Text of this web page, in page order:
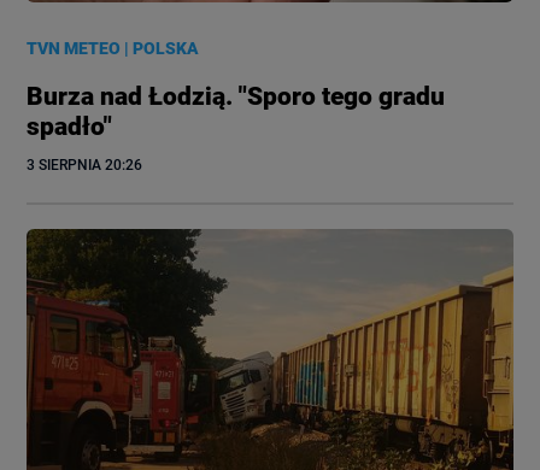
TVN METEO |POLSKA
Burza nad Łodzią. "Sporo tego gradu
spadło"
3 SIERPNIA 20:26